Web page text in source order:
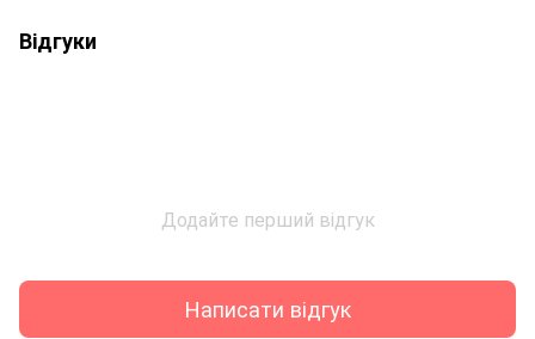
Відгуки
Додайте перший відгук
Написати відгук